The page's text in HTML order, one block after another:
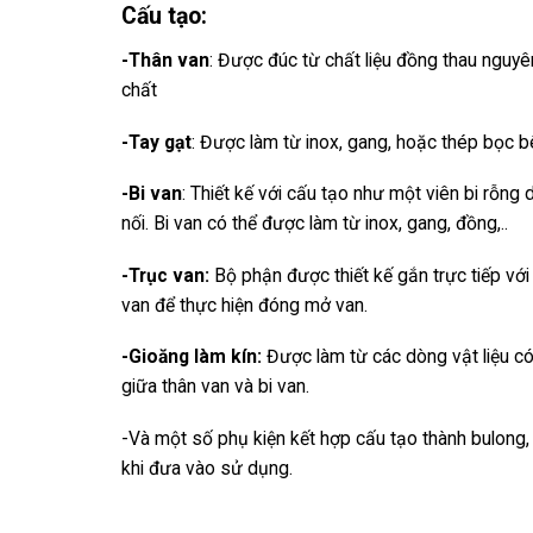
Cấu tạo:
-Thân van: Được đúc từ chất liệu đồng thau
chất
-Tay gạt: Được làm từ inox, gang, hoặc thép bọc
-Bi van: Thiết kế với cấu tạo như một viên bi rỗng
nối. Bi van có thể được làm từ inox, gang, đồng,..
-Trục van: Bộ phận được thiết kế gắn trực tiếp
van để thực hiện đóng mở van.
-Gioăng làm kín: Được làm từ các dòng vật liệu
giữa thân van và bi van.
-Và một số phụ kiện kết hợp cấu tạo thành
khi đưa vào sử dụng.